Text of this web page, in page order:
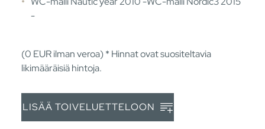
-
(0 EURilman veroa) * Hinnat ovat suositeltavia
likimääräisiä hintoja.
LISÄÄ TOIVELUETTELOON